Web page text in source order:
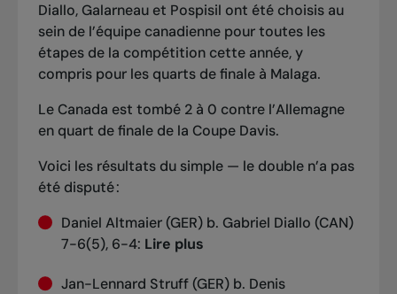
Diallo, Galarneau et Pospisil ont été choisis au
sein de l’équipe canadienne pour toutes les
étapes de la compétition cette année, y
compris pour les quarts de finale à Malaga.
Le Canada est tombé 2 à 0 contre l’Allemagne
en quart de finale de la Coupe Davis.
Voici les résultats du simple — le double n’a pas
été disputé :
Daniel Altmaier (GER) b. Gabriel Diallo (CAN)
7-6(5), 6-4: Lire plus
Jan-Lennard Struff (GER) b. Denis